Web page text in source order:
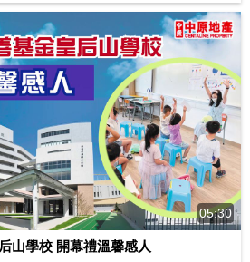
05:30
山學校 開幕禮溫馨感人